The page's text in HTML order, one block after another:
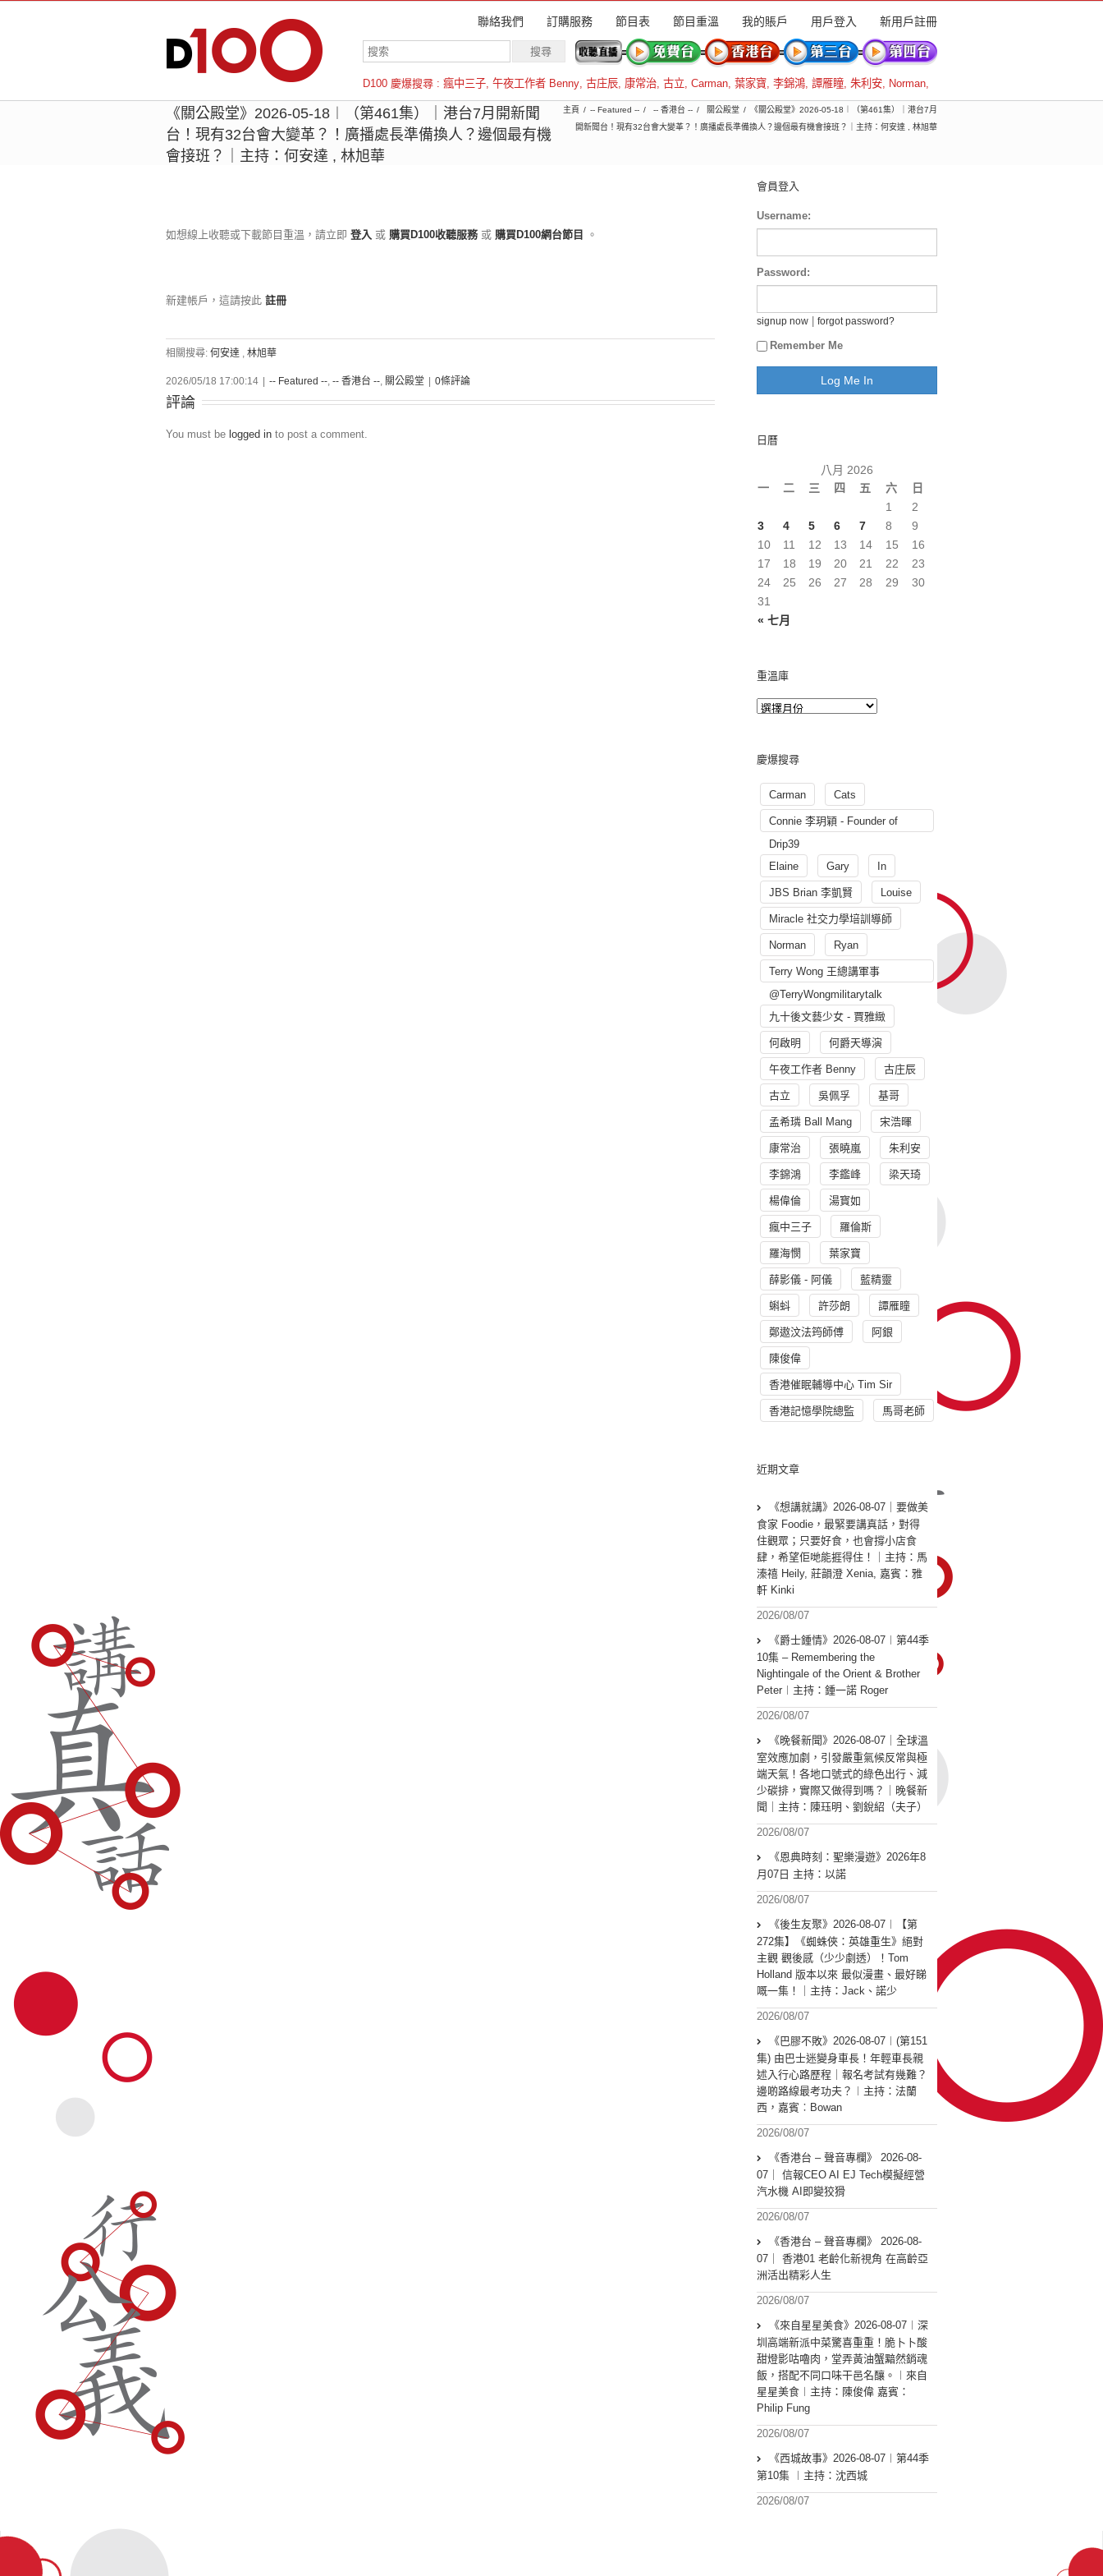
聯絡我們 訂購服務 節目表 節目重溫 我的賬戶 用戶登入 新用戶註冊
D100 慶爆搜尋 : 瘋中三子, 午夜工作者 Benny, 古庄辰, 康常治, 古立, Carman, 葉家寶, 李錦鴻, 譚雁瞳, 朱利安, Norman,
羅倫斯
《關公殿堂》2026-05-18︱（第461集）｜港台7月開新聞
台！現有32台會大變革？！廣播處長準備換人？邊個最有機
會接班？｜主持：何安達 , 林旭華
主頁 -- Featured -- -- 香港台 -- 關公殿堂
《關公殿堂》2026-05-18︱（第461集）｜港台7月
開新聞台！現有32台會大變革？！廣播處長準備換人？邊個最有機會接班？｜主持：何安達 , 林旭華
如想線上收聽或下載節目重溫，請立即 登入 或 購買D100收聽服務 或 購買D100網台節目 。
新建帳戶，這請按此 註冊
相關搜尋: 何安達 , 林旭華
2026/05/18 17:00:14 -- Featured --, -- 香港台 --, 關公殿堂 0條評論
評論
You must be logged in to post a comment.
會員登入
Username:
Password:
signup now forgot password?
Remember Me
日曆
八月 2026
一
二 三 四 五 六 日
« 七月
1
2
3
4 5 6 7 8
9
10
11 12 13 14 15
16
17
18 19 20 21 22
23
24
25 26 27 28 29
30
31
重溫庫
慶爆搜尋
Carman Cats
Connie 李玥穎 - Founder of
Drip39
Elaine
Gary In
JBS Brian 李凱賢 Louise
Miracle 社交力學培訓導師
Norman Ryan
Terry Wong 王總講軍事
@TerryWongmilitarytalk
九十後文藝少女 - 賈雅緻
何啟明 何爵天導演
午夜工作者 Benny 古庄辰
古立 吳佩孚 基哥
孟希璘 Ball Mang 宋浩暉
康常治 張曉嵐 朱利安
李錦鴻 李鑑峰 梁天琦
楊偉倫 湯寳如
瘋中三子 羅倫斯
羅海憫 葉家寶
薛影儀 - 阿儀 藍精靈
蝌蚪 許莎朗 譚雁瞳
鄭遨汶法筠師傅 阿銀
陳俊偉
香港催眠輔導中心 Tim Sir
香港記憶學院總監 馬哥老師
近期文章
《想講就講》2026-08-07｜要做美
食家 Foodie，最緊要講真話，對得
住觀眾；只要好食，也會撐小店食
肆，希望佢哋能捱得住！｜主持：馬
溱禧 Heily, 莊韻澄 Xenia, 嘉賓：雅
軒 Kinki
2026/08/07
《爵士鍾情》2026-08-07︱第44季
10集 – Remembering the
Nightingale of the Orient & Brother
Peter︱主持：鍾一諾 Roger
2026/08/07
《晚餐新聞》2026-08-07｜全球溫
室效應加劇，引發嚴重氣候反常與極
端天氣！各地口號式的綠色出行、減
少碳排，實際又做得到嗎？｜晚餐新
聞｜主持：陳珏明、劉銳紹（夫子）
2026/08/07
《恩典時刻：聖樂漫遊》2026年8
月07日 主持：以諾
2026/08/07
《後生友聚》2026-08-07︱【第
272集】《蜘蛛俠：英雄重生》絕對
主觀 觀後感（少少劇透）！Tom
Holland 版本以來 最似漫畫、最好睇
嘅一集！｜主持：Jack、諾少
2026/08/07
《巴膠不敗》2026-08-07︱(第151
集) 由巴士迷變身車長！年輕車長親
述入行心路歷程｜報名考試有幾難？
邊啲路線最考功夫？︱主持：法蘭
西，嘉賓︰Bowan
2026/08/07
《香港台 – 聲音專欄》 2026-08-
07｜ 信報CEO AI EJ Tech模擬經營
汽水機 AI即變狡猾
2026/08/07
《香港台 – 聲音專欄》 2026-08-
07｜ 香港01 老齡化新視角 在高齡亞
洲活出精彩人生
2026/08/07
《來自星星美食》2026-08-07︱深
圳高端新派中菜驚喜重重！脆卜卜酸
甜燈影咕嚕肉，堂弄黃油蟹黯然銷魂
飯，搭配不同口味干邑名釀。︱來自
星星美食︱主持：陳俊偉 嘉賓：
Philip Fung
2026/08/07
《西城故事》2026-08-07︱第44季
第10集 ︱主持：沈西城
2026/08/07